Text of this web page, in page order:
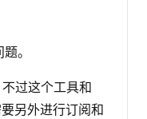
。
过这个工具和
另外进行订阅和